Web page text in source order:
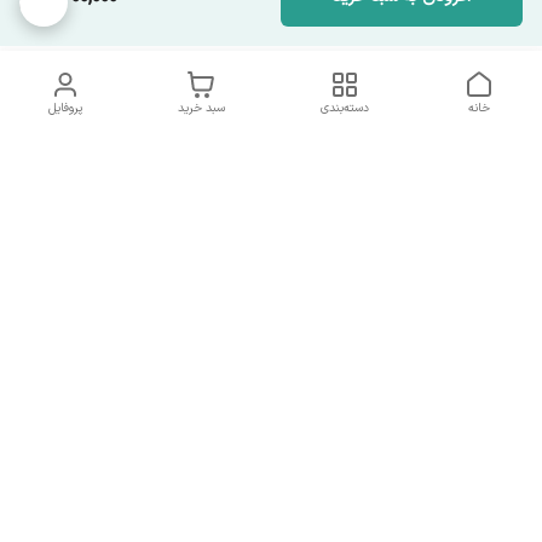
پروفایل سبد خرید دسته‌بندی خانه